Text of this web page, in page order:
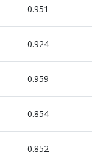
0.951
0.924
0.959
0.854
0.852